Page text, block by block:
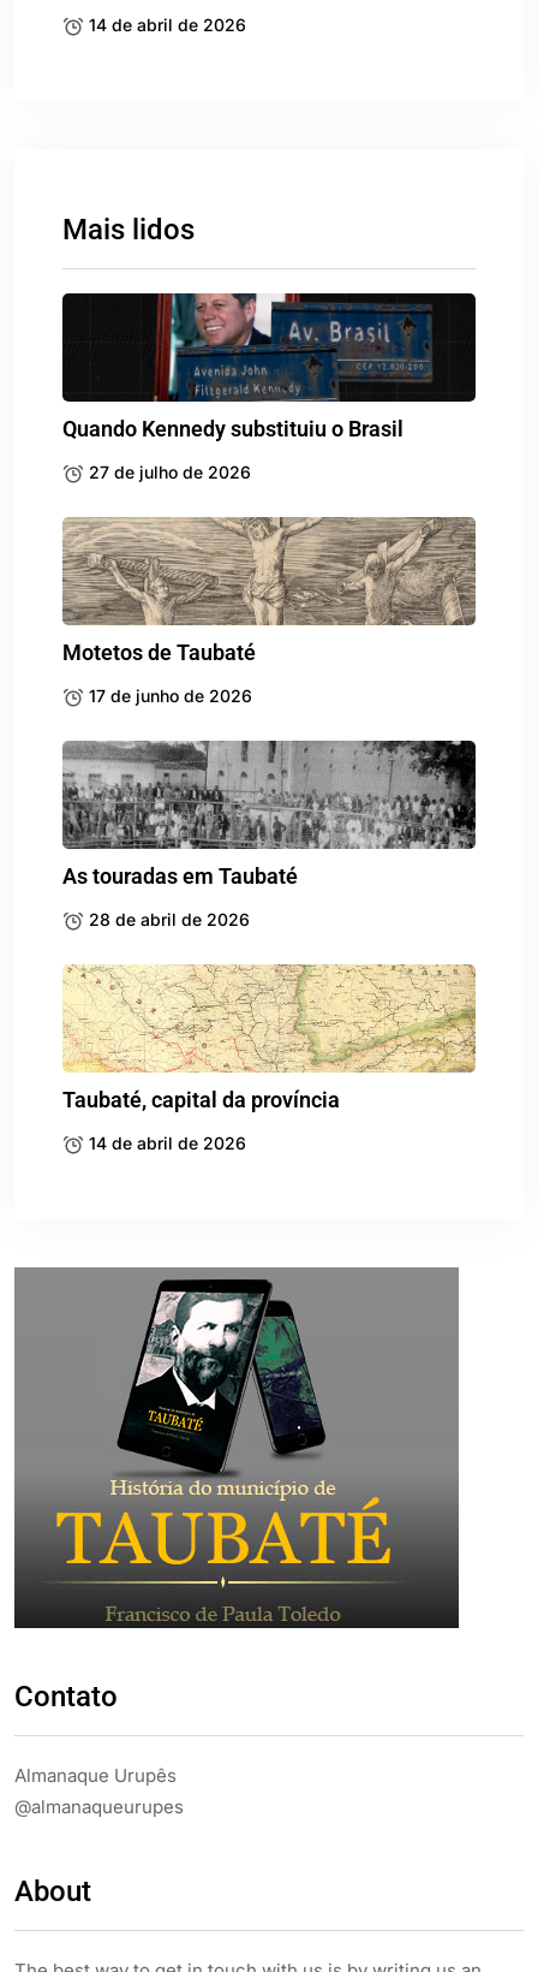
14 de abril de 2026
Mais lidos
Quando Kennedy substituiu o Brasil
27 de julho de 2026
Motetos de Taubaté
17 de junho de 2026
As touradas em Taubaté
28 de abril de 2026
Taubaté, capital da província
14 de abril de 2026
Contato
Almanaque Urupês
@almanaqueurupes
About